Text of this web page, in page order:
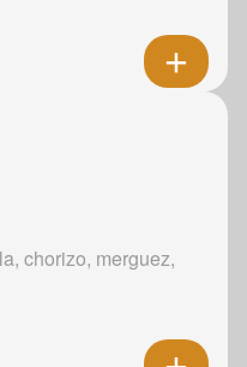
chorizo, merguez,